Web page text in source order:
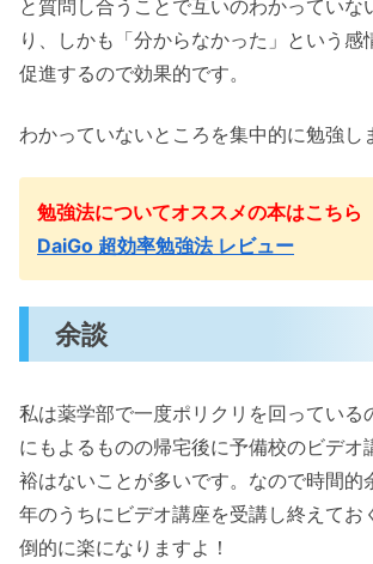
と質問し合うことで互いのわかっていな
り、しかも「分からなかった」という感
促進するので効果的です。
わかっていないところを集中的に勉強し
勉強法についてオススメの本はこちら
DaiGo 超効率勉強法 レビュー
余談
私は薬学部で一度ポリクリを回っている
にもよるものの帰宅後に予備校のビデオ
裕はないことが多いです。なので時間的
年のうちにビデオ講座を受講し終えてお
倒的に楽になりますよ！